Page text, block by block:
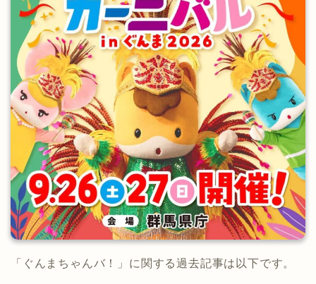
「ぐんまちゃんバ！」に関する過去記事は以下です。